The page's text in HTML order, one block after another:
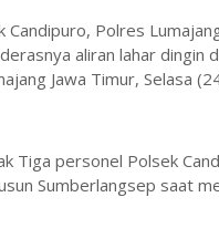
Candipuro, Polres
aliran lahar dingin
Jawa Timur, Selasa
Tiga personel Polsek
Sumberlangsep saat